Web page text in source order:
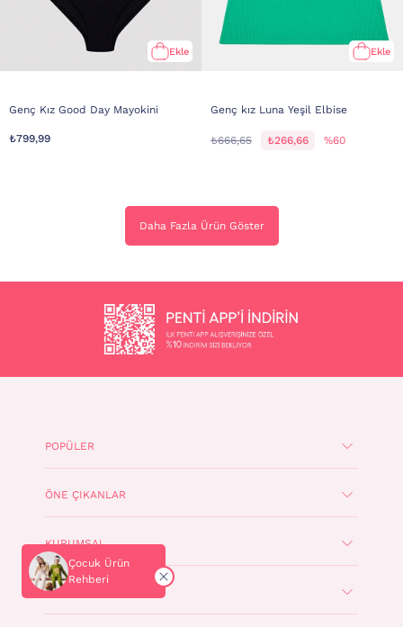
Çocuk Ürün
Rehberi
Ekle
Genç Kız Good Day Mayokini
₺799,99
Ekle
Genç kız Luna Yeşil Elbise
₺666,65 ₺266,66 %60
Daha Fazla Ürün Göster
POPÜLER
ÖNE ÇIKANLAR
KURUMSAL
DESTEK